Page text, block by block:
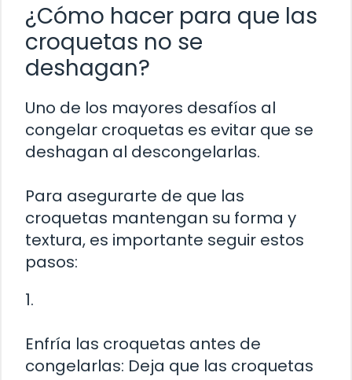
¿Cómo hacer para que las
croquetas no se
deshagan?
Uno de los mayores desafíos al
congelar croquetas es evitar que se
deshagan al descongelarlas.
Para asegurarte de que las
croquetas mantengan su forma y
textura, es importante seguir estos
pasos:
1.
Enfría las croquetas antes de
congelarlas: Deja que las croquetas